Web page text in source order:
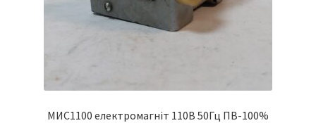
МИС1100 електромагніт 110В 50Гц ПВ-100%